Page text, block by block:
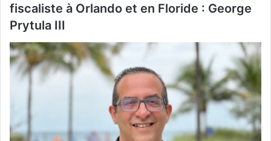
fiscaliste à Orlando et en Floride : George
Prytula III